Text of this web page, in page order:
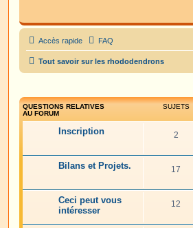
Accès rapide FAQ
Tout savoir sur les rhododendrons
QUESTIONS RELATIVES
AU FORUM
SUJETS
Inscription 2
Bilans et Projets. 17
Ceci peut vous
intéresser
12